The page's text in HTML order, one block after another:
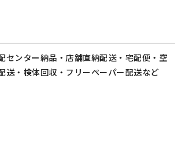
センター納品・店舗直納配送・宅配便・空
送・検体回収・フリーペーパー配送など